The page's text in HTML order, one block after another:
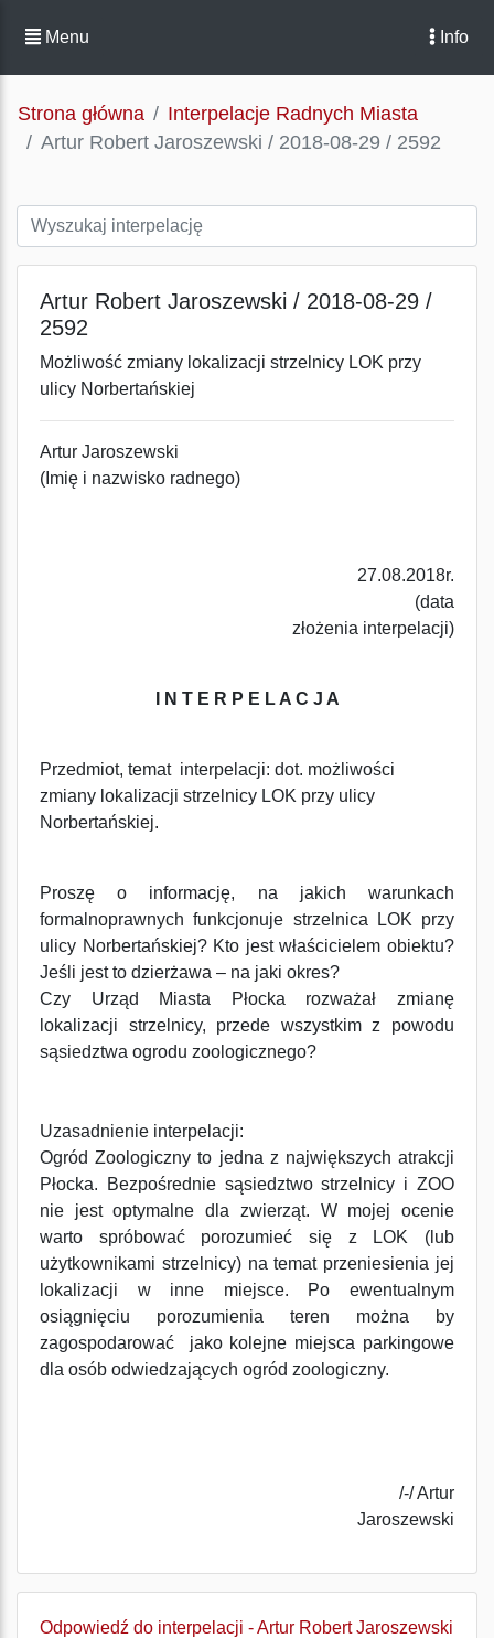
Menu Info
Strona główna
Interpelacje Radnych Miasta
Artur Robert Jaroszewski / 2018-08-29 / 2592
Artur Robert Jaroszewski / 2018-08-29 /
2592
Możliwość zmiany lokalizacji strzelnicy LOK przy
ulicy Norbertańskiej
Artur Jaroszewski
(Imię i nazwisko radnego)
27.08.2018r.
(data
złożenia interpelacji)
I N T E R P E L A C J A
Przedmiot, temat interpelacji: dot. możliwości
zmiany lokalizacji strzelnicy LOK przy ulicy
Norbertańskiej.
Proszę o informację, na jakich warunkach
formalnoprawnych funkcjonuje strzelnica LOK przy
ulicy Norbertańskiej? Kto jest właścicielem obiektu?
Jeśli jest to dzierżawa – na jaki okres?
Czy Urząd Miasta Płocka rozważał zmianę
lokalizacji strzelnicy, przede wszystkim z powodu
sąsiedztwa ogrodu zoologicznego?
Uzasadnienie interpelacji:
Ogród Zoologiczny to jedna z największych atrakcji
Płocka. Bezpośrednie sąsiedztwo strzelnicy i ZOO
nie jest optymalne dla zwierząt. W mojej ocenie
warto spróbować porozumieć się z LOK (lub
użytkownikami strzelnicy) na temat przeniesienia jej
lokalizacji w inne miejsce. Po ewentualnym
osiągnięciu porozumienia teren można by
zagospodarować jako kolejne miejsca parkingowe
dla osób odwiedzających ogród zoologiczny.
/-/ Artur
Jaroszewski
Odpowiedź do interpelacji - Artur Robert Jaroszewski